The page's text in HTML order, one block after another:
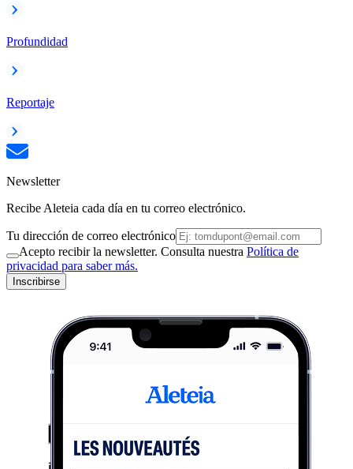
Profundidad
Reportaje
Newsletter
Recibe Aleteia cada día en tu correo electrónico.
Tu dirección de correo electrónico
Acepto recibir la newsletter. Consulta nuestra Política de
privacidad para saber más.
Inscribirse